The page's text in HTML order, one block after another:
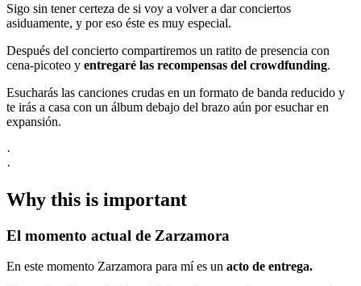
Sigo sin tener certeza de si voy a volver a dar conciertos
asiduamente, y por eso éste es muy especial.
Después del concierto compartiremos un ratito de presencia con
cena-picoteo y entregaré las recompensas del crowdfunding.
Esucharás las canciones crudas en un formato de banda reducido y
te irás a casa con un álbum debajo del brazo aún por esuchar en
expansión.
·
·
Why this is important
El momento actual de Zarzamora
En este momento Zarzamora para mí es un acto de entrega.